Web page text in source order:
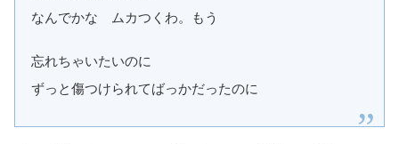
なんでかな ムカつくわ。もう
忘れちゃいたいのに
ずっと傷つけられてばっかだったのに